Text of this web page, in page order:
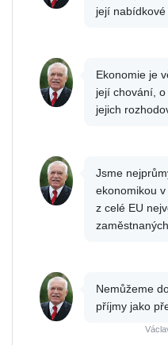
její
Ekonomie je
její chování,
jejich
Jsme
ekonomikou
z celé EU
Nemůžeme
příjmy jako